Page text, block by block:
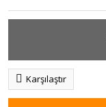
Karşılaştır